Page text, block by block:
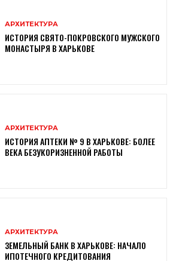
АРХИТЕКТУРА
ИСТОРИЯ СВЯТО-ПОКРОВСКОГО МУЖСКОГО
МОНАСТЫРЯ В ХАРЬКОВЕ
АРХИТЕКТУРА
ИСТОРИЯ АПТЕКИ № 9 В ХАРЬКОВЕ: БОЛЕЕ
ВЕКА БЕЗУКОРИЗНЕННОЙ РАБОТЫ
АРХИТЕКТУРА
ЗЕМЕЛЬНЫЙ БАНК В ХАРЬКОВЕ: НАЧАЛО
ИПОТЕЧНОГО КРЕДИТОВАНИЯ